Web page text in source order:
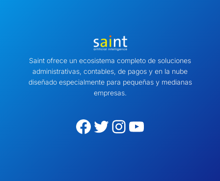
Saint ofrece un ecosistema completo de soluciones
administrativas, contables, de pagos y en la nube
diseñado especialmente para pequeñas y medianas
empresas.
Facebook Twitter Instagram YouTube